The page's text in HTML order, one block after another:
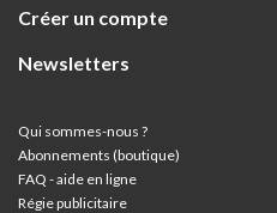
Créer un compte
Newsletters
Qui sommes-nous ?
Abonnements (boutique)
FAQ - aide en ligne
Régie publicitaire